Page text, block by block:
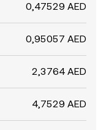
0,47529 AED
0,95057 AED
2,3764 AED
4,7529 AED